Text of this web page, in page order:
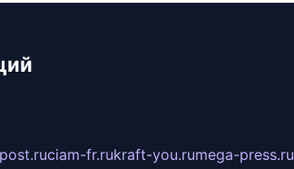
ciam-fr.rukraft-you.rumega-press.ru